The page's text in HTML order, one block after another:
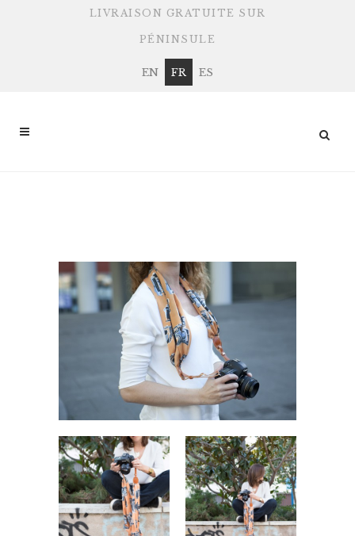
LIVRAISON GRATUITE SUR
PÉNINSULE
EN FR ES